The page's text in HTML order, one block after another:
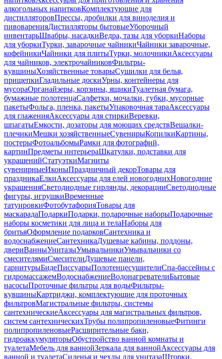
алкогольных напитковКомплектующие для
дистилляторовПрессы, дробилки для виноделия и
пивоваренияДистилляторы бытовыеУборочный
инвентарьШвабры, насадкиВедра, тазы для уборкиНаборы
для уборкиТурки, заварочные чайникиЧайники заварочные,
кофейникиЧайники для плитыТурки, молочникиАксессуары
для чайников, электрочайниковФильтры-
кувшиныХозяйственные товарыСушилки для белья,
прищепкиГладильные доскиУрны, контейнеры для
мусораОрганайзеры, корзины, ящикиТуалетная бумага,
бумажные полотенцаСалфетки, мочалки, губки, мусорные
пакетыФольга, пленка, пакетыУпаковочная тараАксессуары
для глаженияАксессуары для стиркиВеревки,
шпагатыЕмкости, дозаторы для моющих средствВешалки-
плечикиМешки хозяйственныеСувенирыКопилкиКартины,
постерыФотоальбомыРамки для фотографий,
картинПредметы интерьераШкатулки, подставки для
украшенийСтатуэткиМагниты
сувенирныеИконыПраздничный декорТовары для
праздникаЕлкиАксессуары для елей новогоднихНовогодние
украшенияСветодиодные гирлянды, декорацииСветодиодные
фигуры, игрушкиВременные
татуировкиФотобутафорияТовары для
маскарадаПодаркиПодарки, подарочные наборыПодарочные
наборы косметики для лица и телаНаборы для
бритьяОформление подарковСантехника и
водоснабжениеСантехникаДушевые кабины, поддоны,
двериВанныУнитазыУмывальникиУмывальники со
смесителямиСмесителиДушевые панели,
гарнитурыБидеПиссуарыПолотенцесушителиСпа-бассейны с
гидромассажемВодоснабжениеВодонагревателиБытовые
насосыПроточные фильтры для водыФильтры-
кувшиныКартриджи, комплектующие для проточных
фильтровМагистральные фильтры, системы
сантехническиеАксессуары для магистральных фильтров,
систем сантехническихТрубы полипропиленовыеФитинги
полипропиленовыеРасширительные баки,
гидроаккумуляторыОбустройство ванной комнаты и
туалетаМебель для ваннойЗеркала для ваннойАксессуары для
ванной и туалетаСиденья и чехлы для унитазаШторки,